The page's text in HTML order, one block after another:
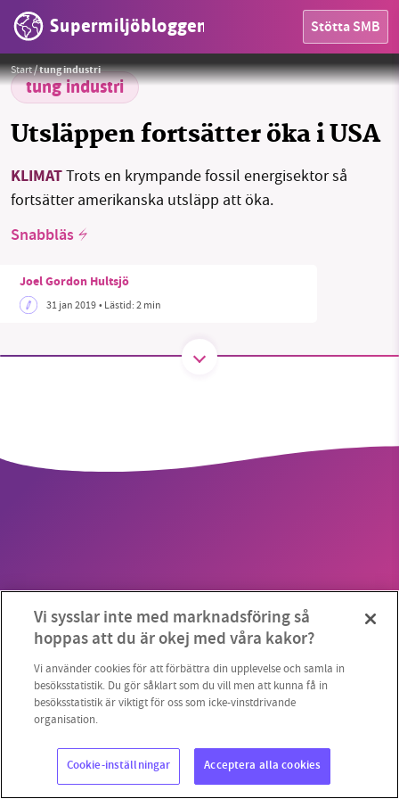
Supermiljöbloggen Stötta SMB
OMRÅDEN
MILJÖFAKTA
Facebook
Start/tung industri
tung industri
Utsläppen fortsätter öka i USA
KLIMATTrots en krympande fossil energisektor så
fortsätter amerikanska utsläpp att öka.
Snabbläs
Joel Gordon Hultsjö
31 jan 2019• Lästid:2 min
Copyright 2023 © Supermiljöbloggen Cookieinställningar
SMB kämpar för en hållbar framtid. Sedan
vill hjälpa oss.
Stötta vårt arbete genom att swisha en slant till
1231368703
Läs vad vi vill göra
Vi sysslar inte med marknadsföring så
hoppas att du är okej med våra kakor?
Vi använder cookies för att förbättra din upplevelse och samla in
besöksstatistik. Du gör såklart som du vill men att kunna få in
besöksstatistik är viktigt för oss som icke-vinstdrivande
organisation.
Cookie-inställningar Acceptera alla cookies